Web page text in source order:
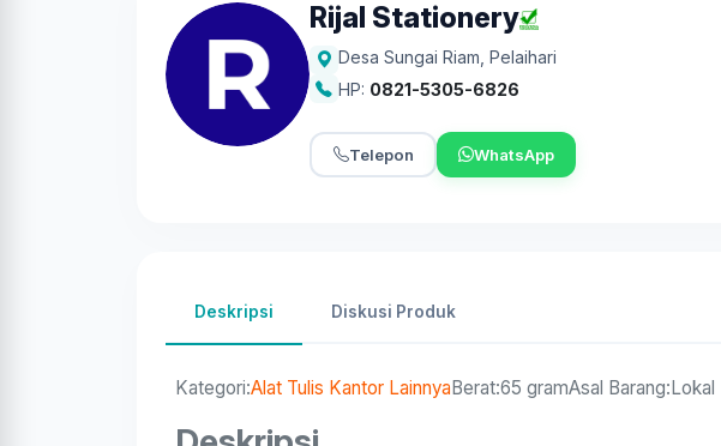
Rijal Stationery
Desa Sungai Riam Pelaihari
HP: 0821-5305-6826
Telepon WhatsApp
Deskripsi Diskusi Produk
Kategori:Alat Tulis Kantor LainnyaBerat:65 gramAsal Barang:Lokal